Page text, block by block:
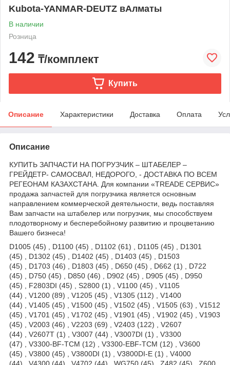
Kubota-YANMAR-DEUTZ вАлматы
В наличии
Розница
142 ₸/комплект
Купить
Описание Характеристики Доставка Оплата
Описание
КУПИТЬ ЗАПЧАСТИ НА ПОГРУЗЧИК – ШТАБЕЛЕР –
ГРЕЙДЕТР- САМОСВАЛ, НЕДОРОГО, - ДОСТАВКА ПО ВСЕМ
РЕГЕОНАМ КАЗАХСТАНА. Для компании «TREADE СЕРВИС»
продажа запчастей для погрузчика является основным
направлением коммерческой деятельности, ведь поставляя
Вам запчасти на штабелер или погрузчик, мы способствуем
плодотворному и бесперебойному развитию и процветанию
Вашего бизнеса!
D1005 (45) , D1100 (45) , D1102 (61) , D1105 (45) , D1301
(45) , D1302 (45) , D1402 (45) , D1403 (45) , D1503
(45) , D1703 (46) , D1803 (45) , D650 (45) , D662 (1) , D722
(45) , D750 (45) , D850 (46) , D902 (45) , D905 (45) , D950
(45) , F2803DI (45) , S2800 (1) , V1100 (45) , V1105
(44) , V1200 (89) , V1205 (45) , V1305 (112) , V1400
(44) , V1405 (45) , V1500 (45) , V1502 (45) , V1505 (63) , V1512
(45) , V1701 (45) , V1702 (45) , V1901 (45) , V1902 (45) , V1903
(45) , V2003 (46) , V2203 (69) , V2403 (122) , V2607
(44) , V2607T (1) , V3007 (44) , V3007DI (1) , V3300
(47) , V3300-BF-TCM (12) , V3300-EBF-TCM (12) , V3600
(45) , V3800 (45) , V3800DI (1) , V3800DI-E (1) , V4000
(44) , V4300 (44) , V4702 (44) , WG750 (45) , Z482 (45) , Z600